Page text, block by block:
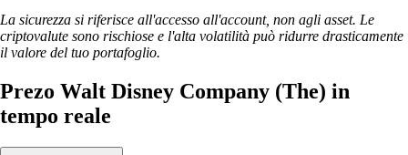
La sicurezza si riferisce all'accesso all'account, non agli asset. Le
criptovalute sono rischiose e l'alta volatilità può ridurre drasticamente
il valore del tuo portafoglio.
Prezo Walt Disney Company (The) in
tempo reale